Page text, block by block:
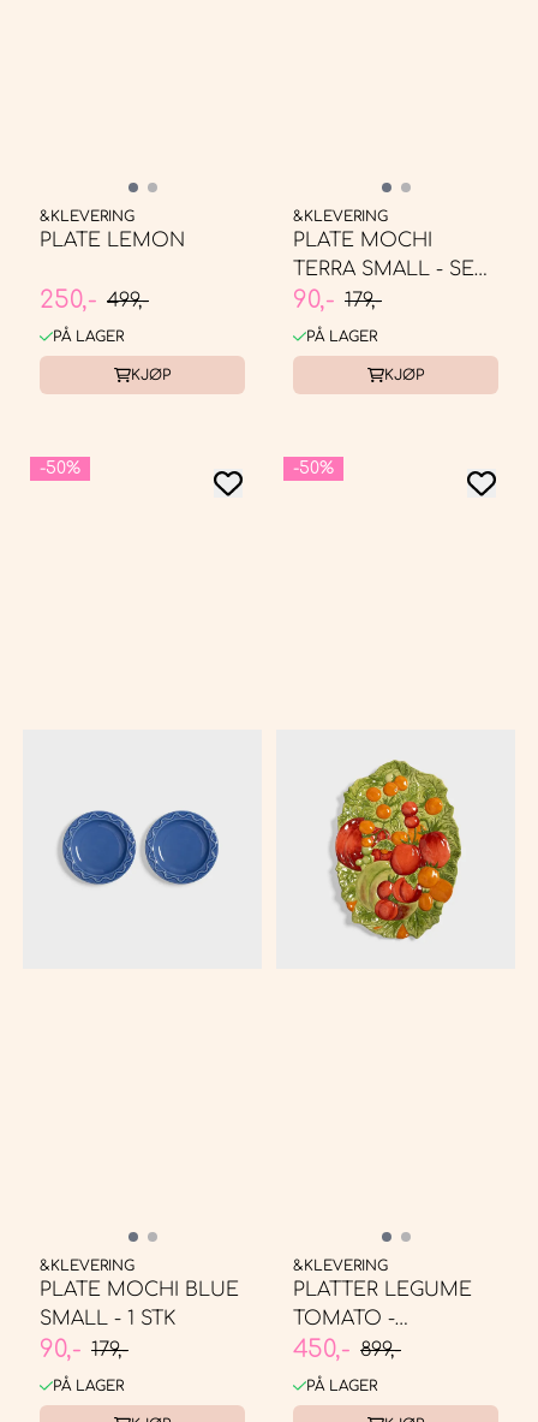
&KLEVERING
PLATE LEMON
250,- 499,-
PÅ LAGER
KJØP
&KLEVERING
PLATE MOCHI
TERRA SMALL - SET
OF 1
90,- 179,-
PÅ LAGER
KJØP
-50%
&KLEVERING
PLATE MOCHI BLUE
SMALL - 1 STK
90,- 179,-
PÅ LAGER
-50%
&KLEVERING
PLATTER LEGUME
TOMATO -
SERVERINGSFAT
450,- 899,-
PÅ LAGER